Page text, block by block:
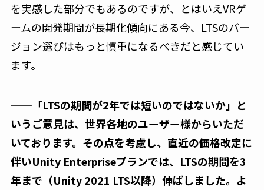
を実感した部分でもあるのですが、とはいえVRゲ
ームの開発期間が長期化傾向にある今、LTSのバー
ジョン選びはもっと慎重になるべきだと感じてい
ます。
──「LTSの期間が2年では短いのではないか」と
いうご意見は、世界各地のユーザー様からいただ
いております。その点を考慮し、直近の価格改定に
伴いUnity Enterpriseプランでは、LTSの期間を3
年まで（Unity 2021 LTS以降）伸ばしました。よ